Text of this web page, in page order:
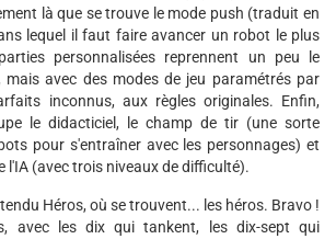
là que se trouve le mode push (traduit en
lequel il faut faire avancer un robot le plus
personnalisées reprennent un peu le
mais avec des modes de jeu paramétrés par
inconnus, aux règles originales. Enfin,
le didacticiel, le champ de tir (une sorte
pour s'entraîner avec les personnages) et
l'IA (avec trois niveaux de difficulté).
Héros, où se trouvent... les héros. Bravo !
avec les dix qui tankent, les dix-sept qui